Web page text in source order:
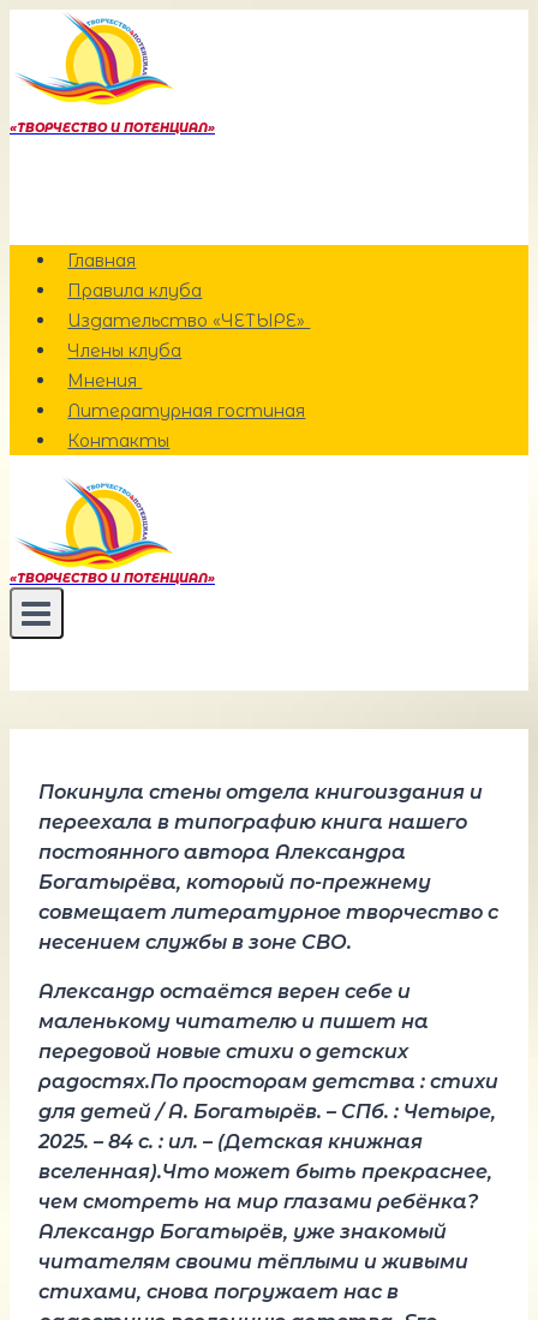
Перейти
содержанию
«ТВОРЧЕСТВО И ПОТЕНЦИАЛ»
Главная
Правила клуба
Издательство «ЧЕТЫРЕ»
Члены клуба
Мнения
Литературная гостиная
Контакты
«ТВОРЧЕСТВО И ПОТЕНЦИАЛ»
Покинула стены отдела книгоиздания и
переехала в типографию книга нашего
постоянного автора Александра
Богатырёва, который по-прежнему
совмещает литературное творчество с
несением службы в зоне СВО.
Александр остаётся верен себе и
маленькому читателю и пишет на
передовой новые стихи о детских
радостях.По просторам детства : стихи
для детей / А. Богатырёв. – СПб. : Четыре,
2025. – 84 с. : ил. – (Детская книжная
вселенная).Что может быть прекраснее,
чем смотреть на мир глазами ребёнка?
Александр Богатырёв, уже знакомый
читателям своими тёплыми и живыми
стихами, снова погружает нас в